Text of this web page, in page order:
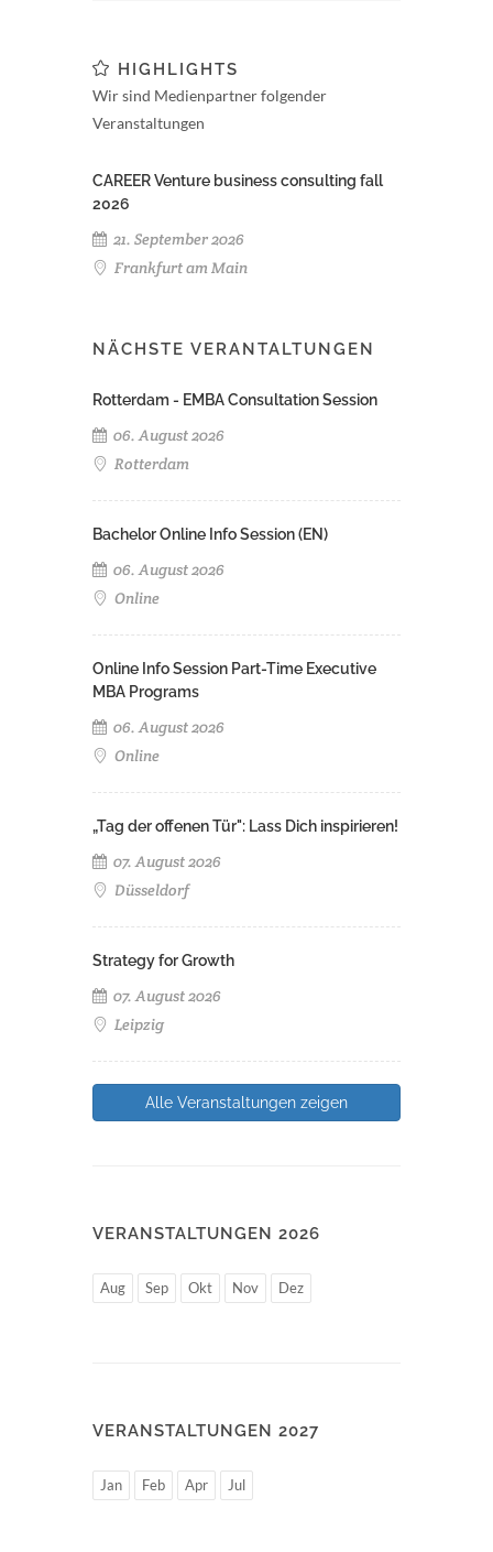
HIGHLIGHTS
Wir sind Medienpartner folgender
Veranstaltungen
CAREER Venture business consulting fall
2026
21. September 2026
Frankfurt am Main
NÄCHSTE VERANTALTUNGEN
Rotterdam - EMBA Consultation Session
06. August 2026
Rotterdam
Bachelor Online Info Session (EN)
06. August 2026
Online
Online Info Session Part-Time Executive
MBA Programs
06. August 2026
Online
„Tag der offenen Tür": Lass Dich inspirieren!
07. August 2026
Düsseldorf
Strategy for Growth
07. August 2026
Leipzig
Alle Veranstaltungen zeigen
VERANSTALTUNGEN 2026
Aug Sep Okt Nov Dez
VERANSTALTUNGEN 2027
Jan Feb Apr Jul